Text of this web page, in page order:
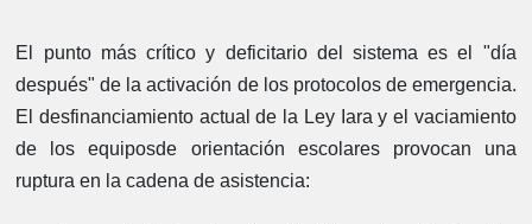
El punto más crítico y deficitario del sistema es el "día
después" de la activación de los protocolos de emergencia.
El desfinanciamiento actual de la Ley Iara y el vaciamiento
de los equiposde orientación escolares provocan una
ruptura en la cadena de asistencia: